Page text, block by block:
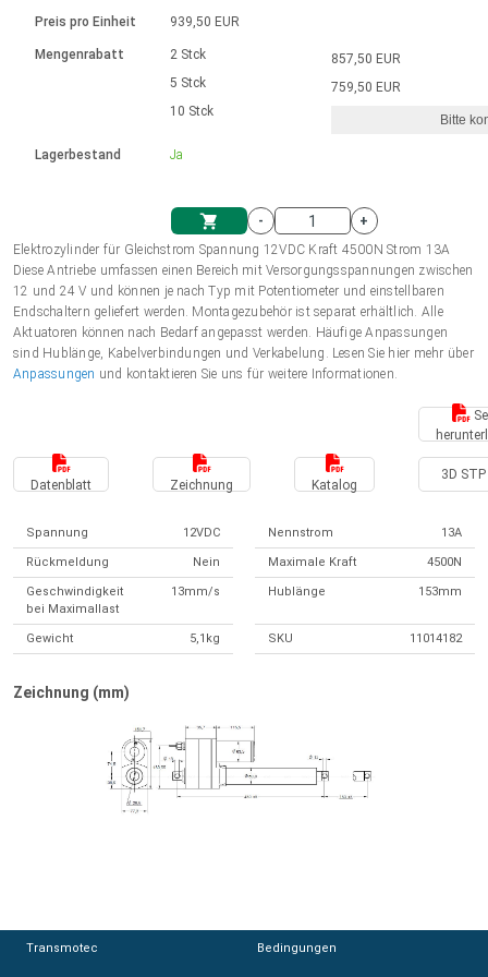
Einheitssystem
Einkaufswagen
Hubmagnete
230 - 50 Hz | 110 - 60 Hz
Drehzahlregelung für die AIS-Serie
Bürstenlose Gleichstrommotoren
mit Planetengetriebe und internem
Ø 28-42| 1-1400 rpm | <= 290Ncm
Bürstenlose DC Motor Controller
Gleichstrommotoren mit
Schneckengetriebe und Bürsten
Ø43-124mm | 31-425rpm | ≤ 41Nm
Treiber für Gleichstrommotoren mit
Synchron-Asynchron | für 1-4 Elektrozylinder
Synchron-Asynchron | für 1-4 Elektrozylinder
Français (EUR)
Polski (EUR)
Norsk (NOK)
Suomi (EUR)
Preis pro Einheit
Mengenrabatt
Lagerbestand
939,50 EUR
2 Stck
5 Stck
10 Stck
Ja
857,50 EUR
759,50 EUR
Bitte
-
+
Elektrozylinder für Gleichstrom Spannung 12VDC Kraft 4500N Strom 13A
Diese Antriebe umfassen einen Bereich mit Versorgungsspannungen zwischen
12 und 24 V und können je nach Typ mit Potentiometer und einstellbaren
Endschaltern geliefert werden. Montagezubehör ist separat erhältlich. Alle
Aktuatoren können nach Bedarf angepasst werden. Häufige Anpassungen
sind Hublänge, Kabelverbindungen und Verkabelung. Lesen Sie hier mehr über
Anpassungen und kontaktieren Sie uns für weitere Informationen.
Datenblatt Zeichnung Katalog
3D STP
Spannung 12VDC Nennstrom 13A
Rückmeldung Nein Maximale Kraft 4500N
Geschwindigkeit
bei Maximallast
13mm/s Hublänge 153mm
Gewicht 5,1kg SKU 11014182
Zeichnung (mm)
Transmotec Bedingungen
Transmotec Bedingungen